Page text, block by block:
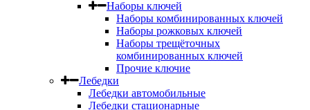
Наборы ключей
Наборы комбинированных ключей
Наборы рожковых ключей
Наборы трещёточных
комбинированных ключей
Прочие ключие
Лебедки
Лебедки автомобильные
Лебедки стационарные